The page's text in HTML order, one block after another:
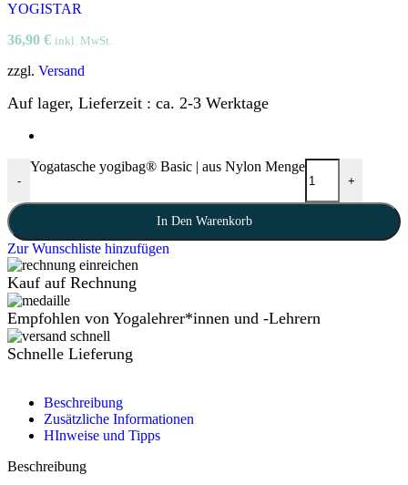
YOGISTAR
36,90 € inkl. MwSt.
zzgl. Versand
Auf lager, Lieferzeit : ca. 2-3 Werktage
-
Yogatasche yogibag® Basic | aus Nylon Menge
+
In Den Warenkorb
Zur Wunschliste hinzufügen
Kauf auf Rechnung
Empfohlen von Yogalehrer*innen und -Lehrern
Schnelle Lieferung
Beschreibung
Zusätzliche Informationen
HInweise und Tipps
Beschreibung